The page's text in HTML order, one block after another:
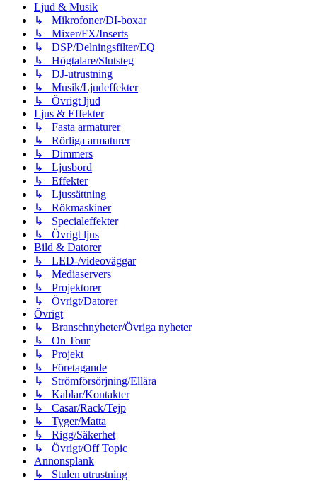
Ljud & Musik
↳ Mikrofoner/DI-boxar
↳ Mixer/FX/Inserts
↳ DSP/Delningsfilter/EQ
↳ Högtalare/Slutsteg
↳ DJ-utrustning
↳ Musik/Ljudeffekter
↳ Övrigt ljud
Ljus & Effekter
↳ Fasta armaturer
↳ Rörliga armaturer
↳ Dimmers
↳ Ljusbord
↳ Effekter
↳ Ljussättning
↳ Rökmaskiner
↳ Specialeffekter
↳ Övrigt ljus
Bild & Datorer
↳ LED-/videoväggar
↳ Mediaservers
↳ Projektorer
↳ Övrigt/Datorer
Övrigt
↳ Branschnyheter/Övriga nyheter
↳ On Tour
↳ Projekt
↳ Företagande
↳ Strömförsörjning/Ellära
↳ Kablar/Kontakter
↳ Casar/Rack/Tejp
↳ Tyger/Matta
↳ Rigg/Säkerhet
↳ Övrigt/Off Topic
Annonsplank
↳ Stulen utrustning